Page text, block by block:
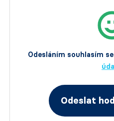
Odesláním souhlasím
Odeslat